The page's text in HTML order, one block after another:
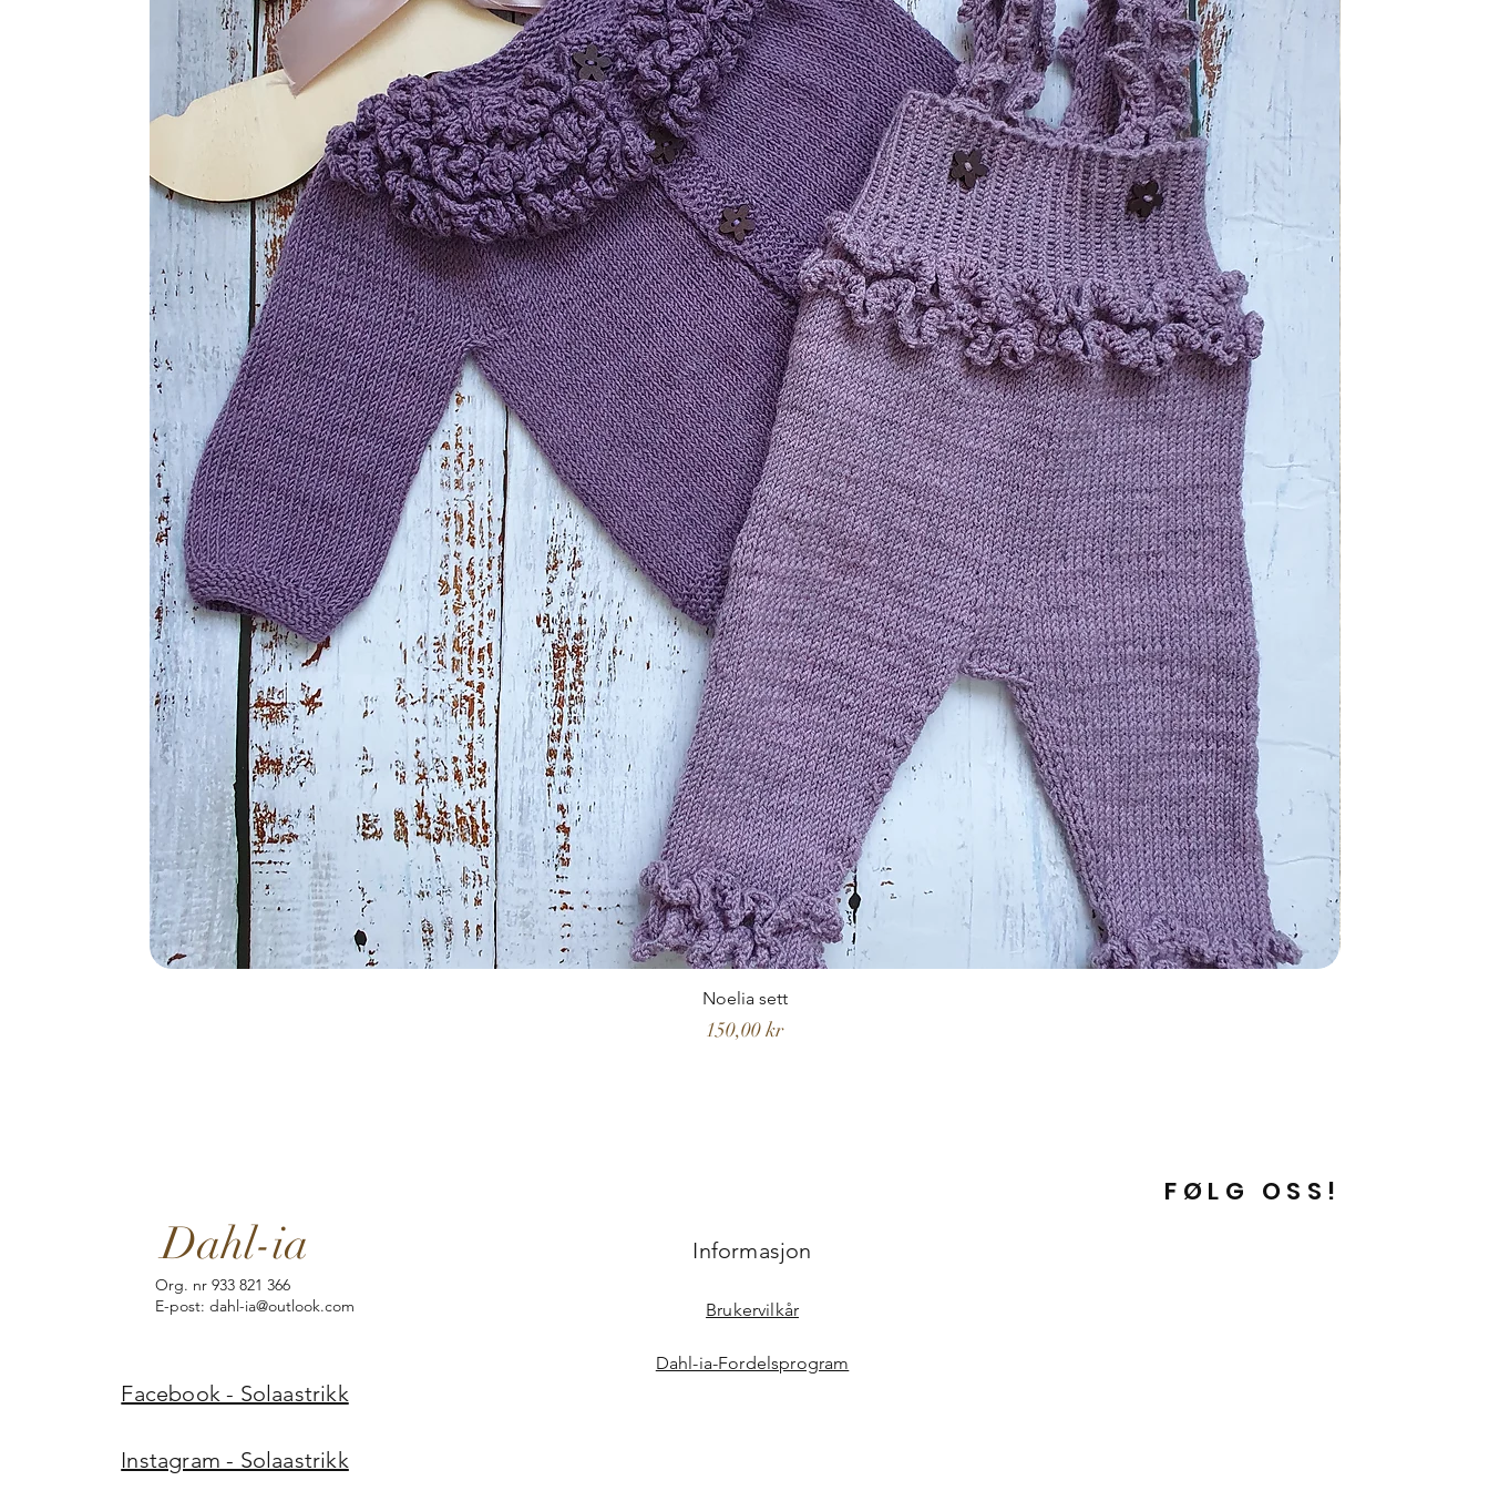
Noelia sett
Pris
150,00 kr
Dahl-ia
Org. nr 933 821 366
E-post: dahl-ia@outlook.com
Facebook - Solaastrikk
Instagram - Solaastrikk
Informasjon
Brukervilkår
Dahl-ia-Fordelsprogram
FØLG OSS!